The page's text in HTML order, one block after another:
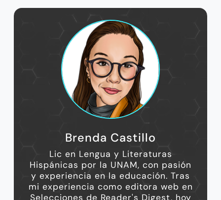
Brenda Castillo
Lic en Lengua y Literaturas
Hispánicas por la UNAM, con pasión
y experiencia en la educación. Tras
mi experiencia como editora web en
Selecciones de Reader's Digest, hoy